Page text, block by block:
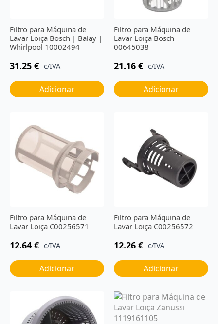
Filtro para Máquina de
Lavar Loiça Bosch | Balay |
Whirlpool 10002494
31.25 € c/IVA
Adicionar
Filtro para Máquina de
Lavar Loiça Bosch
00645038
21.16 € c/IVA
Adicionar
Filtro para Máquina de
Lavar Loiça C00256571
12.64 € c/IVA
Adicionar
Filtro para Máquina de
Lavar Loiça C00256572
12.26 € c/IVA
Adicionar